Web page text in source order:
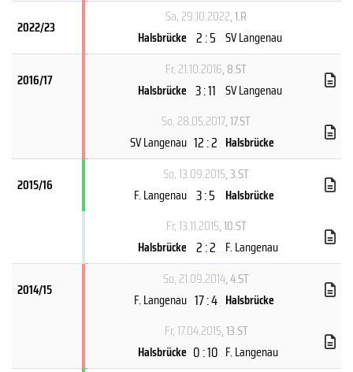
2022/23
Sa, 29.10.2022, 1.R
Halsbrücke 2 : 5 SV Langenau
2016/17
Fr, 21.10.2016, 8.ST
Halsbrücke 3 : 11 SV Langenau
So, 28.05.2017, 17.ST
SV Langenau 12 : 2 Halsbrücke
2015/16
So, 13.09.2015, 3.ST
F. Langenau 3 : 5 Halsbrücke
Fr, 13.11.2015, 10.ST
Halsbrücke 2 : 2 F. Langenau
2014/15
So, 21.09.2014, 4.ST
F. Langenau 17 : 4 Halsbrücke
Fr, 17.04.2015, 13.ST
Halsbrücke 0 : 10 F. Langenau